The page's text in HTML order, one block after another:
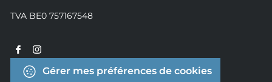
TVA BE0 757167548
Gérer mes préférences de cookies